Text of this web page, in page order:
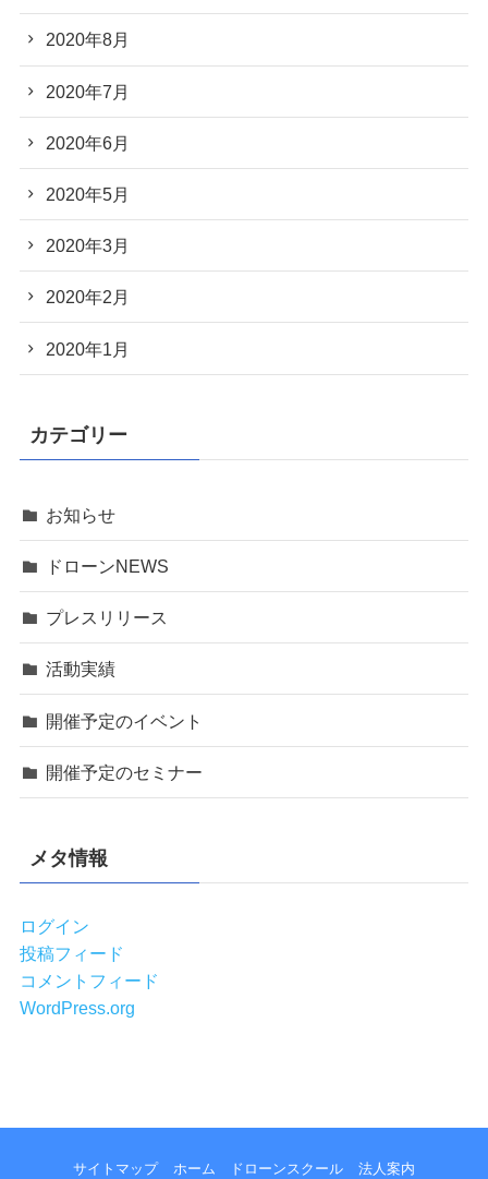
2020年8月
2020年7月
2020年6月
2020年5月
2020年3月
2020年2月
2020年1月
カテゴリー
お知らせ
ドローンNEWS
プレスリリース
活動実績
開催予定のイベント
開催予定のセミナー
メタ情報
ログイン
投稿フィード
コメントフィード
WordPress.org
サイトマップ ホーム ドローンスクール 法人案内